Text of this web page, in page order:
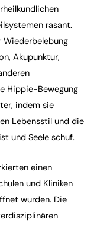
rasant.
Wiederbelebung
, Akupunktur,
Hippie-Bewegung
indem sie
Lebensstil und die
und Seele schuf.
einen
und Kliniken
wurden. Die